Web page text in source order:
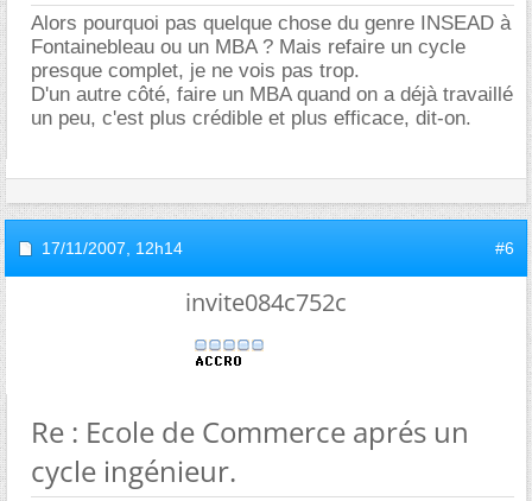
Alors pourquoi pas quelque chose du genre INSEAD à
Fontainebleau ou un MBA ? Mais refaire un cycle
presque complet, je ne vois pas trop.
D'un autre côté, faire un MBA quand on a déjà travaillé
un peu, c'est plus crédible et plus efficace, dit-on.
17/11/2007, 12h14 #6
invite084c752c
Re : Ecole de Commerce aprés un
cycle ingénieur.